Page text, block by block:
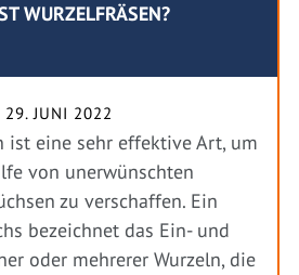
WURZELFRÄSEN?
29. JUNI 2022
ist eine sehr effektive Art, um
von unerwünschten
zu verschaffen. Ein
bezeichnet das Ein- und
oder mehrerer Wurzeln, die